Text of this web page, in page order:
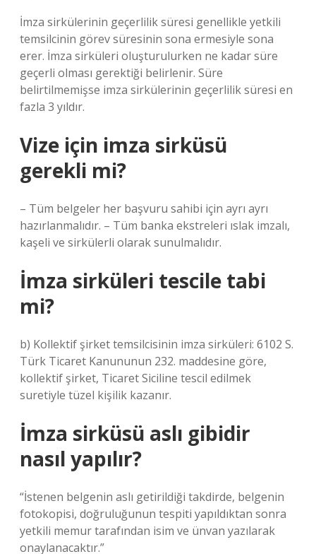
İmza sirkülerinin geçerlilik süresi genellikle yetkili
temsilcinin görev süresinin sona ermesiyle sona
erer. İmza sirküleri oluşturulurken ne kadar süre
geçerli olması gerektiği belirlenir. Süre
belirtilmemişse imza sirkülerinin geçerlilik süresi en
fazla 3 yıldır.
Vize için imza sirküsü
gerekli mi?
– Tüm belgeler her başvuru sahibi için ayrı ayrı
hazırlanmalıdır. – Tüm banka ekstreleri ıslak imzalı,
kaşeli ve sirkülerli olarak sunulmalıdır.
İmza sirküleri tescile tabi
mi?
b) Kollektif şirket temsilcisinin imza sirküleri: 6102 S.
Türk Ticaret Kanununun 232. maddesine göre,
kollektif şirket, Ticaret Siciline tescil edilmek
suretiyle tüzel kişilik kazanır.
İmza sirküsü aslı gibidir
nasıl yapılır?
“İstenen belgenin aslı getirildiği takdirde, belgenin
fotokopisi, doğruluğunun tespiti yapıldıktan sonra
yetkili memur tarafından isim ve ünvan yazılarak
onaylanacaktır.”